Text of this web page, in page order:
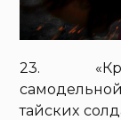
23.
тайских